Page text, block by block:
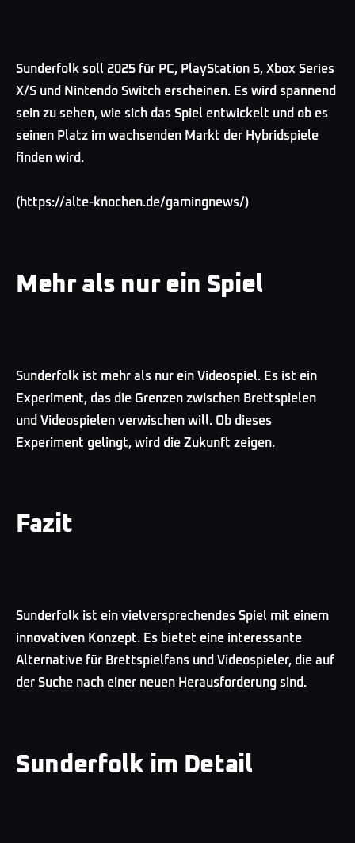
Sunderfolk soll 2025 für PC, PlayStation 5, Xbox Series
X/S und Nintendo Switch erscheinen. Es wird spannend
sein zu sehen, wie sich das Spiel entwickelt und ob es
seinen Platz im wachsenden Markt der Hybridspiele
finden wird.
(https://alte-knochen.de/gamingnews/)
Mehr als nur ein Spiel
Sunderfolk ist mehr als nur ein Videospiel. Es ist ein
Experiment, das die Grenzen zwischen Brettspielen
und Videospielen verwischen will. Ob dieses
Experiment gelingt, wird die Zukunft zeigen.
Fazit
Sunderfolk ist ein vielversprechendes Spiel mit einem
innovativen Konzept. Es bietet eine interessante
Alternative für Brettspielfans und Videospieler, die auf
der Suche nach einer neuen Herausforderung sind.
Sunderfolk im Detail